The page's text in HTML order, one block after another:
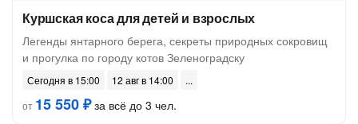
Куршская коса для детей и взрослых
Легенды янтарного берега, секреты природных сокровищ
и прогулка по городу котов Зеленоградску
Сегодня в 15:00
12 авг в 14:00
от 15 550 ₽за всё до 3 чел.